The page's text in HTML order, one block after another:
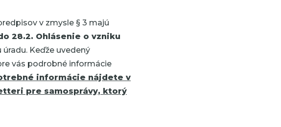
v zmysle § 3 majú
28.2. Ohlásenie o vzniku
Keďže uvedený
vás podrobné informácie
informácie nájdete v
pre samosprávy, ktorý